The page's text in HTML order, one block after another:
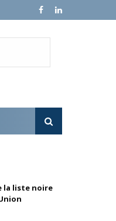
la liste noire